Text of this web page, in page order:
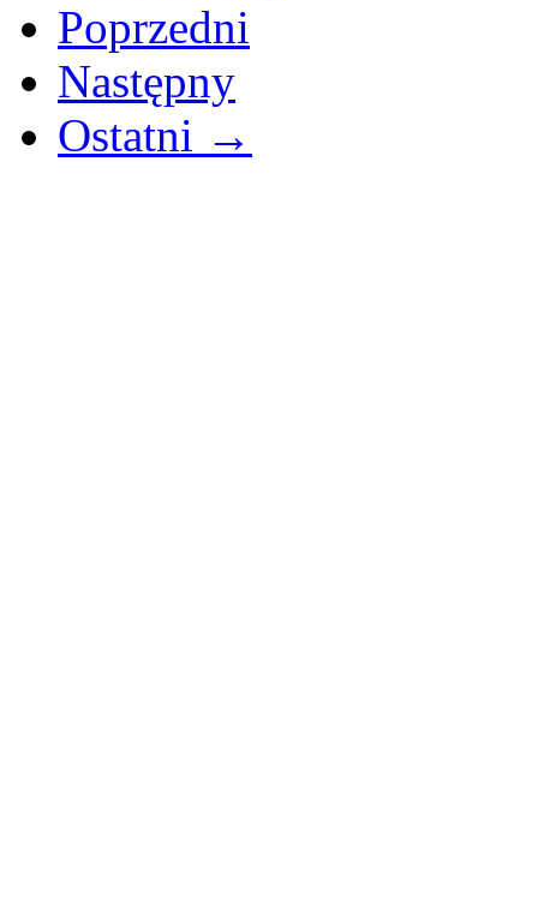
Poprzedni
Następny
Ostatni →